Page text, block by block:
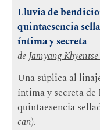
Lluvia de
quintaesencia
íntima y secreta
deJamyang
Una súplica al
íntima y secreta
quintaesencia
can).